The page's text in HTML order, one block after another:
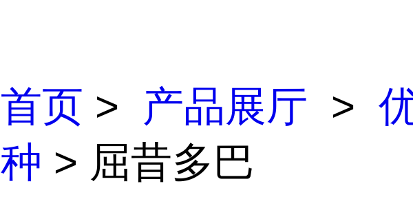
首页 > 产品展厅 >
种 > 屈昔多巴